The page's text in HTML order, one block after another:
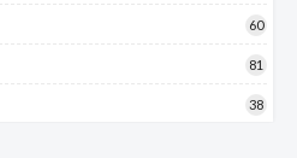
60
81
38